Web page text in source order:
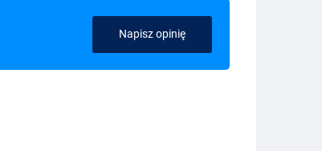
Napisz opinię